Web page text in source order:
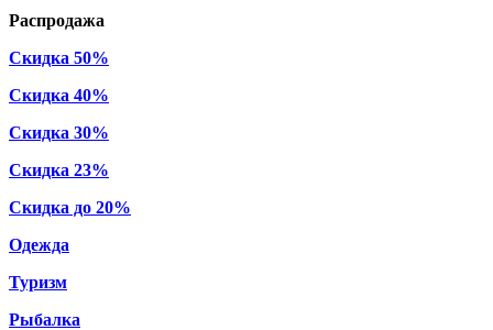
Распродажа
Скидка 50%
Скидка 40%
Скидка 30%
Скидка 23%
Скидка до 20%
Одежда
Туризм
Рыбалка